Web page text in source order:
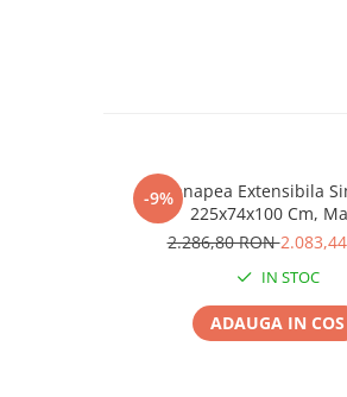
-9%Canapea Extensibila
225x74x100 Cm,
2.286,80 RON
IN STOC
ADAUGA IN COS